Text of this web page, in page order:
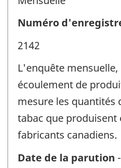
Numéro
2142
L'enquête
écoulement de
mesure les quantités
tabac que produisent
fabricants canadiens.
Date de la parution